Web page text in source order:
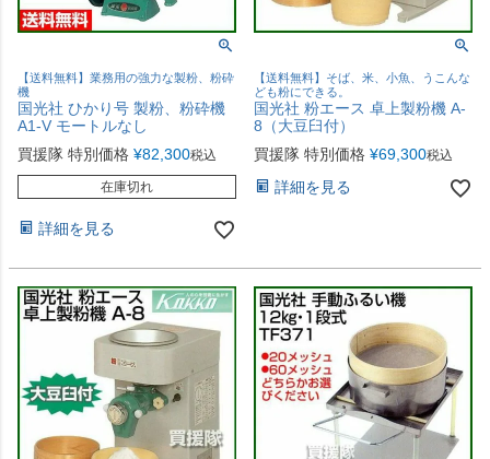
【送料無料】業務用の強力な製粉、粉砕
機
国光社 ひかり号 製粉、粉砕機
A1-V モートルなし
買援隊 特別価格 ¥82,300税込
在庫切れ
詳細を見る
【送料無料】そば、米、小魚、うこんな
ども粉にできる。
国光社 粉エース 卓上製粉機 A-
8（大豆臼付）
買援隊 特別価格 ¥69,300税込
詳細を見る